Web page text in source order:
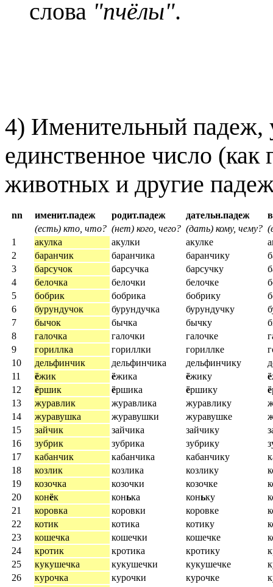
слова "пчёлы".
4) Именительный падеж,
единственное число
животных и другие
nn именит.падеж родит.падеж дательн.падеж
(есть) кто, что? (нет) кого, чего? (дать) кому, чему?
1
акулка акулки акулке
2
баранчик баранчика баранчику
3
барсучок барсучка барсучку
4
белочка белочки белочке
5
бобрик бобрика бобрику
6
бурундучок бурундучка бурундучку
7
бычок бычка бычку
8
галочка галочки галочке
9
гориллка гориллки гориллке
10
дельфинчик дельфинчика дельфинчику
11
ёжик ёжика ёжику ё
12
ёршик ёршика ёршику ё
13
журавлик журавлика журавлику
14
журавушка журавушки журавушке
15
зайчик зайчика зайчику
16
зубрик зубрика зубрику
17
кабанчик кабанчика кабанчику
18
козлик козлика козлику
19
козочка козочки козочке
20
конёк конька коньку
21
коровка коровки коровке
22
котик котика котику
23
кошечка кошечки кошечке
24
кротик кротика кротику
25
кукушечка кукушечки кукушечке
26
курочка курочки курочке